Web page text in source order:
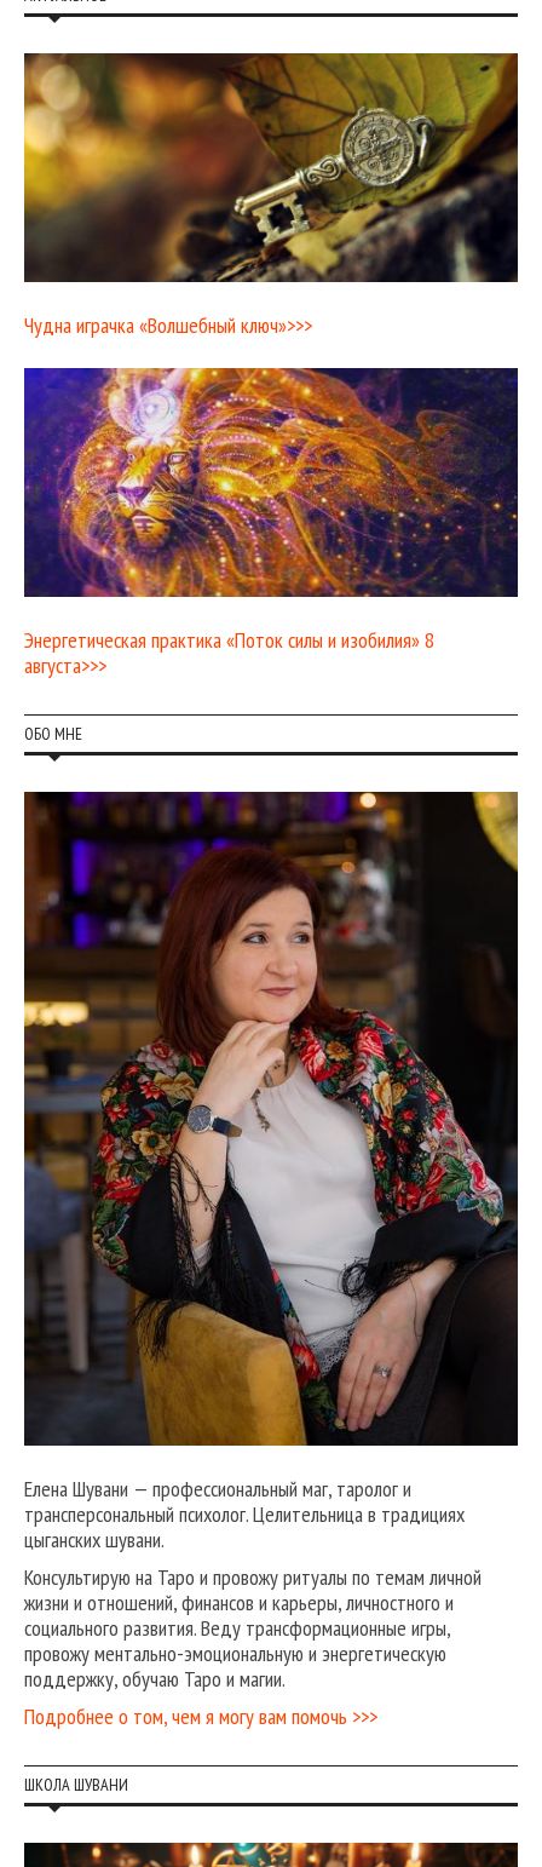
Чудна играчка «Волшебный ключ»>>>
Энергетическая практика «Поток силы и изобилия» 8
августа>>>
ОБО МНЕ
Елена Шувани — профессиональный маг, таролог и
трансперсональный психолог. Целительница в традициях
цыганских шувани.
Консультирую на Таро и провожу ритуалы по темам личной
жизни и отношений, финансов и карьеры, личностного и
социального развития. Веду трансформационные игры,
провожу ментально-эмоциональную и энергетическую
поддержку, обучаю Таро и магии.
Подробнее о том, чем я могу вам помочь >>>
ШКОЛА ШУВАНИ